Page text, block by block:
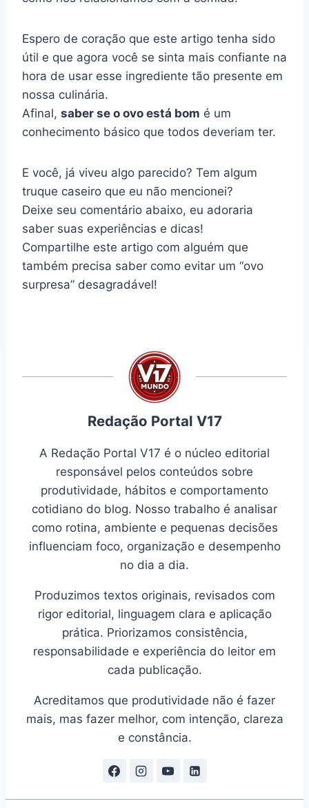
Espero de coração que este artigo tenha sido
útil e que agora você se sinta mais confiante na
hora de usar esse ingrediente tão presente em
nossa culinária.
Afinal, saber se o ovo está bom é um
conhecimento básico que todos deveriam ter.
E você, já viveu algo parecido? Tem algum
truque caseiro que eu não mencionei?
Deixe seu comentário abaixo, eu adoraria
saber suas experiências e dicas!
Compartilhe este artigo com alguém que
também precisa saber como evitar um “ovo
surpresa” desagradável!
Redação Portal V17
A Redação Portal V17 é o núcleo editorial
responsável pelos conteúdos sobre
produtividade, hábitos e comportamento
cotidiano do blog. Nosso trabalho é analisar
como rotina, ambiente e pequenas decisões
influenciam foco, organização e desempenho
no dia a dia.
Produzimos textos originais, revisados com
rigor editorial, linguagem clara e aplicação
prática. Priorizamos consistência,
responsabilidade e experiência do leitor em
cada publicação.
Acreditamos que produtividade não é fazer
mais, mas fazer melhor, com intenção, clareza
e constância.